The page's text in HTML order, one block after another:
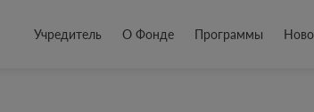
Учредитель О Фонде Программы